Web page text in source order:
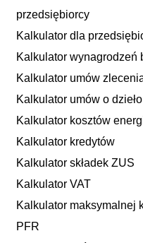
przedsiębiorcy
Kalkulator dla
Kalkulator wynagrodzeń
Kalkulator umów
Kalkulator umów o dzieło
Kalkulator kosztów
Kalkulator kredytów
Kalkulator składek ZUS
Kalkulator VAT
Kalkulator maksymalnej
PFR